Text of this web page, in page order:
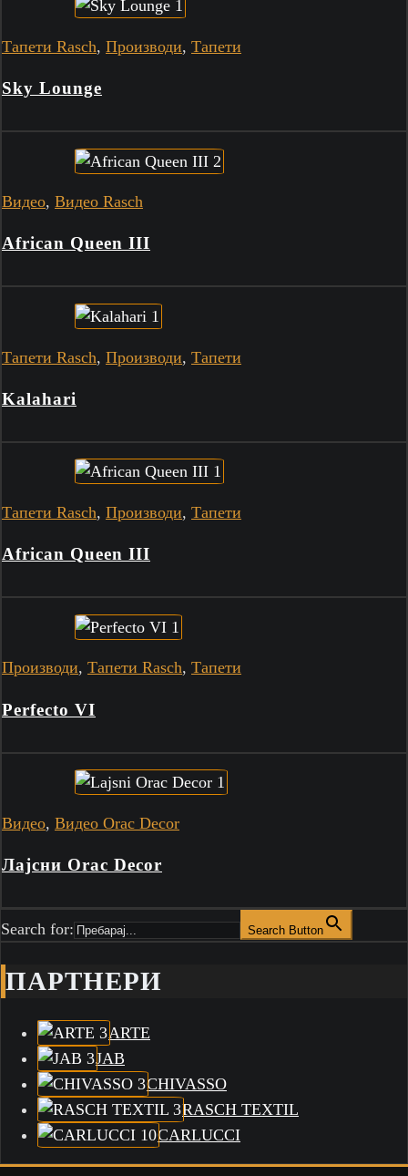
Тапети Rasch, Производи, Тапети
Sky Lounge
Видео, Видео Rasch
African Queen III
Тапети Rasch, Производи, Тапети
Kalahari
Тапети Rasch, Производи, Тапети
African Queen III
Производи, Тапети Rasch, Тапети
Perfecto VI
Видео, Видео Orac Decor
Лајсни Orac Decor
Search for: Search Button
ПАРТНЕРИ
ARTE
JAB
CHIVASSO
RASCH TEXTIL
CARLUCCI